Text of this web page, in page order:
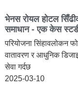
भेनस रोयल होटल
समाधान - एक केस
परियोजना सिंहावलोकन
वातावरण र आधुनिक
सेवा गर्दछ
2025-03-10